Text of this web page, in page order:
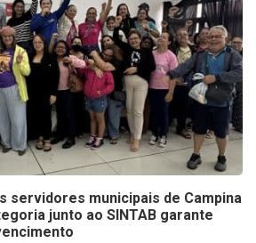
servidores municipais de Campina
junto ao SINTAB garante